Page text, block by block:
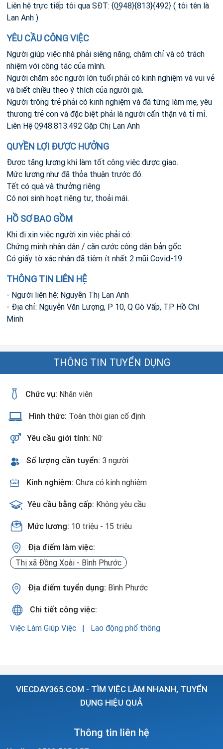
Liên hệ trực tiếp tôi qua SĐT: {0̲948}{813}{492} ( tôi tên là
Lan Anh )
YÊU CẦU CÔNG VIỆC
Người giúp việc nhà phải siêng năng, chăm chỉ và có trách
nhiệm với công tác của mình.
Người chăm sóc người lớn tuổi phải có kinh nghiệm và vui vẻ
và biết chiều theo ý thích của người già.
Người trông trẻ phải có kinh nghiệm và đã từng làm mẹ, yêu
thương trẻ con và đặc biệt phải là người cẩn thận và tỉ mỉ.
Liên Hệ 0̲948.813.492 Gặp Chị Lan Anh
QUYỀN LỢI ĐƯỢC HƯỞNG
Được tăng lương khi làm tốt công việc được giao.
Mức lương như đã thỏa thuận trước đó.
Tết có quà và thưởng riêng
Có nơi sinh hoạt riêng tư, thoải mái.
HỒ SƠ BAO GỒM
Khi đi xin việc người xin việc phải có:
Chứng minh nhân dân / căn cước công dân bản gốc.
Có giấy tờ xác nhận đã tiêm ít nhất 2 mũi Covid-19.
THÔNG TIN LIÊN HỆ
- Người liên hệ: Nguyễn Thị Lan Anh
- Địa chỉ: Nguyễn Văn Lượng, P 10, Q Gò Vấp, TP Hồ Chí
Minh
THÔNG TIN TUYỂN DỤNG
Chức vụ: Nhân viên
Hình thức: Toàn thời gian cố định
Yêu cầu giới tính: Nữ
Số lượng cần tuyển: 3 người
Kinh nghiệm: Chưa có kinh nghiệm
Yêu cầu bằng cấp: Không yêu cầu
Mức lương: 10 triệu - 15 triệu
Địa điểm làm việc:
Thị xã Đồng Xoài - Bình Phước
Địa điểm tuyển dụng: Bình Phước
Chi tiết công việc:
Việc Làm Giúp Việc
Lao động phổ thông
VIECDAY365.COM - TÌM VIỆC LÀM NHANH, TUYỂN
DỤNG HIỆU QUẢ
Thông tin liên hệ